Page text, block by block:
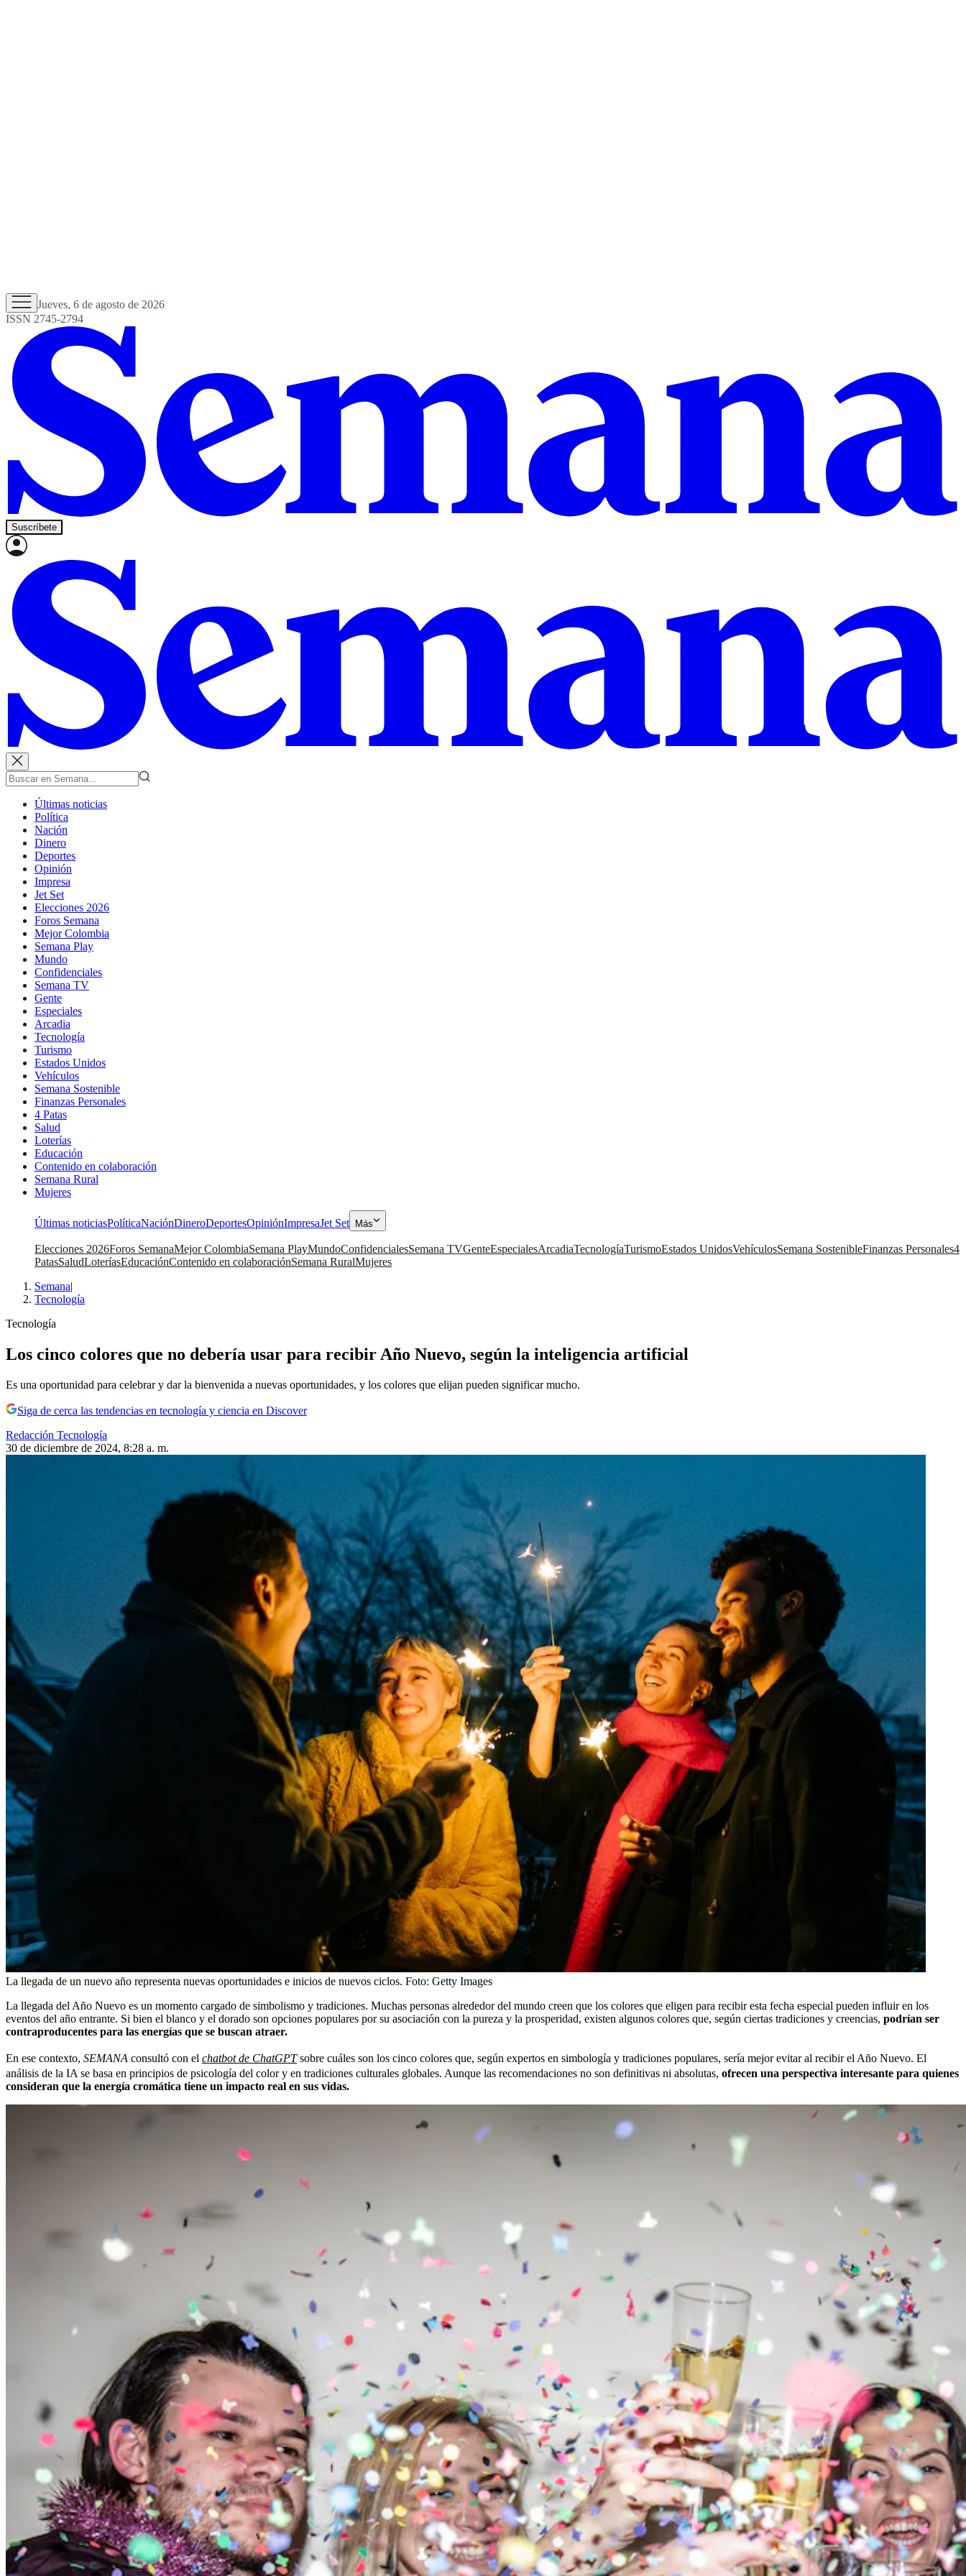
Jueves, 6 de agosto de 2026
ISSN 2745-2794
Suscríbete
Últimas noticias
Política
Nación
Dinero
Deportes
Opinión
Impresa
Jet Set
Elecciones 2026
Foros Semana
Mejor Colombia
Semana Play
Mundo
Confidenciales
Semana TV
Gente
Especiales
Arcadia
Tecnología
Turismo
Estados Unidos
Vehículos
Semana Sostenible
Finanzas Personales
4 Patas
Salud
Loterías
Educación
Contenido en colaboración
Semana Rural
Mujeres
Últimas noticiasPolíticaNaciónDineroDeportesOpiniónImpresaJet Set Más
Elecciones 2026Foros SemanaMejor ColombiaSemana PlayMundoConfidencialesSemana TVGenteEspecialesArcadiaTecnologíaTurismoEstados UnidosVehículosSemana SostenibleFinanzas Personales4
PatasSaludLoteríasEducaciónContenido en colaboraciónSemana RuralMujeres
Semana|
Tecnología
Tecnología
Los cinco colores que no debería usar para recibir Año Nuevo, según la inteligencia artificial
Es una oportunidad para celebrar y dar la bienvenida a nuevas oportunidades, y los colores que elijan pueden significar mucho.
Siga de cerca las tendencias en tecnología y ciencia en Discover
Redacción Tecnología
30 de diciembre de 2024, 8:28 a. m.
La llegada de un nuevo año representa nuevas oportunidades e inicios de nuevos ciclos. Foto: Getty Images
La llegada del Año Nuevo es un momento cargado de simbolismo y tradiciones. Muchas personas alrededor del mundo creen que los colores que eligen para recibir esta fecha especial pueden influir en los
eventos del año entrante. Si bien el blanco y el dorado son opciones populares por su asociación con la pureza y la prosperidad, existen algunos colores que, según ciertas tradiciones y creencias, podrían ser
contraproducentes para las energías que se buscan atraer.
En ese contexto, SEMANA consultó con el chatbot de ChatGPT sobre cuáles son los cinco colores que, según expertos en simbología y tradiciones populares, sería mejor evitar al recibir el Año Nuevo. El
análisis de la IA se basa en principios de psicología del color y en tradiciones culturales globales. Aunque las recomendaciones no son definitivas ni absolutas, ofrecen una perspectiva interesante para quienes
consideran que la energía cromática tiene un impacto real en sus vidas.